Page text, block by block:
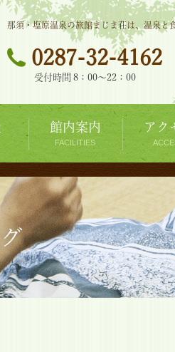
那須・塩原温泉の旅館まじま荘は、温泉と
0287-32-4162
受付時間 8：00～22：00
館内案内 アク